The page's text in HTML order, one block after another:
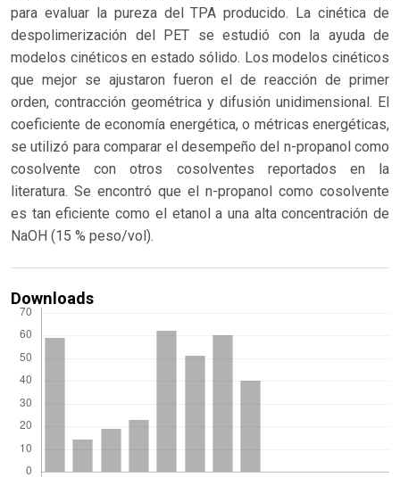
para evaluar la pureza del TPA producido. La cinética de
despolimerización del PET se estudió con la ayuda de
modelos cinéticos en estado sólido. Los modelos cinéticos
que mejor se ajustaron fueron el de reacción de primer
orden, contracción geométrica y difusión unidimensional. El
coeficiente de economía energética, o métricas energéticas,
se utilizó para comparar el desempeño del n-propanol como
cosolvente con otros cosolventes reportados en la
literatura. Se encontró que el n-propanol como cosolvente
es tan eficiente como el etanol a una alta concentración de
NaOH (15 % peso/vol).
Downloads